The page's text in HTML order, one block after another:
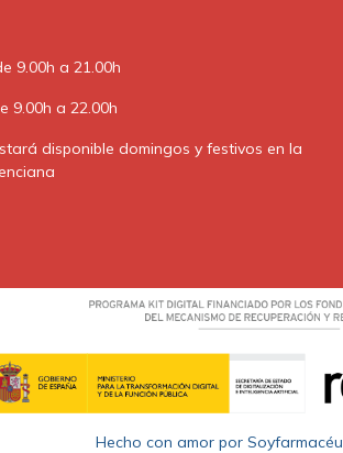
9.00h a 21.00h
9.00h a 22.00h
disponible domingos y festivos en la
Hecho con amor por